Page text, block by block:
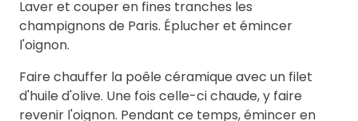
Laver et couper en fines tranches les
champignons de Paris. Éplucher et émincer
l'oignon.
Faire chauffer la poêle céramique avec un filet
d'huile d'olive. Une fois celle-ci chaude, y faire
revenir l'oignon. Pendant ce temps, émincer en